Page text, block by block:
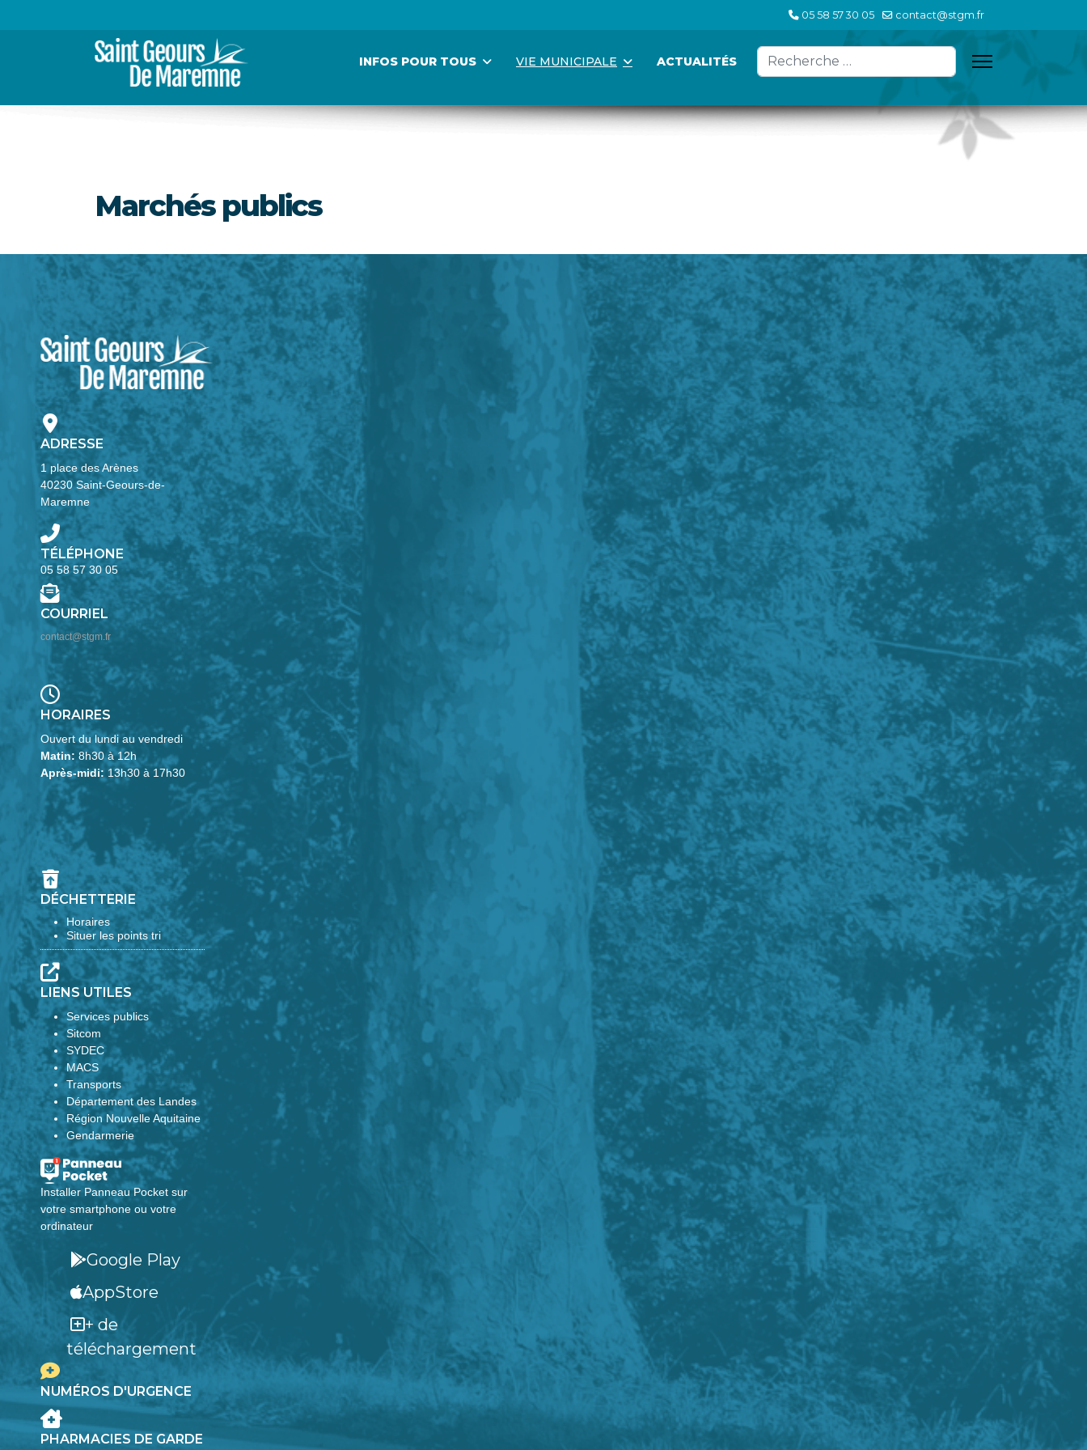
05 58 57 30 05 contact@stgm.fr
INFOS POUR TOUS VIE MUNICIPALE ACTUALITÉS Valider
Marchés publics
ADRESSE
1 place des Arènes
40230 Saint-Geours-de-
Maremne
TÉLÉPHONE
05 58 57 30 05
COURRIEL
contact@stgm.fr
HORAIRES
Ouvert du lundi au vendredi
Matin: 8h30 à 12h
Après-midi: 13h30 à 17h30
DÉCHETTERIE
Horaires
Situer les points tri
LIENS UTILES
Services publics
Sitcom
SYDEC
MACS
Transports
Département des Landes
Région Nouvelle Aquitaine
Gendarmerie
Installer Panneau Pocket sur
votre smartphone ou votre
ordinateur
Google Play
AppStore
+ de
téléchargement
NUMÉROS D'URGENCE
PHARMACIES DE GARDE